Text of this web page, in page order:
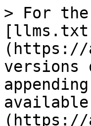
> For the
(https://
versions
available
(https://